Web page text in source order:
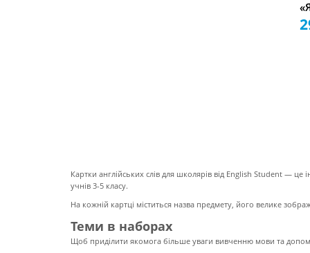
Картки англійських слів для школярів від English Student — це
учнів 3-5 класу.
На кожній картці міститься назва предмету, його велике
Теми в наборах
Щоб приділити якомога більше уваги вивченню мови та